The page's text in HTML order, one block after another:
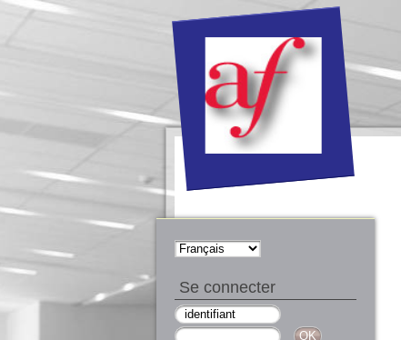
Se connecter